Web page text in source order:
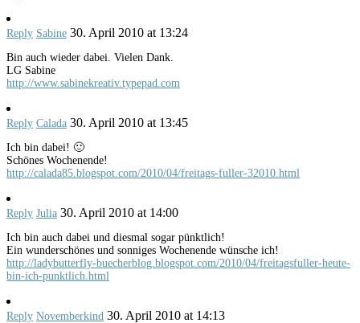
Reply Sabine 30. April 2010 at 13:24
Bin auch wieder dabei. Vielen Dank.
LG Sabine
http://www.sabinekreativ.typepad.com
Reply Calada 30. April 2010 at 13:45
Ich bin dabei! 🙂
Schönes Wochenende!
http://calada85.blogspot.com/2010/04/freitags-fuller-32010.html
Reply Julia 30. April 2010 at 14:00
Ich bin auch dabei und diesmal sogar pünktlich!
Ein wunderschönes und sonniges Wochenende wünsche ich!
http://ladybutterfly-buecherblog.blogspot.com/2010/04/freitagsfuller-heute-
bin-ich-punktlich.html
Reply Novemberkind 30. April 2010 at 14:13